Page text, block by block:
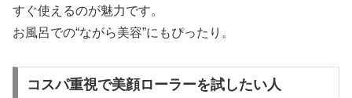
すぐ使えるのが魅力です。
お風呂での“ながら美容”にもぴったり。
コスパ重視で美顔ローラーを試したい人